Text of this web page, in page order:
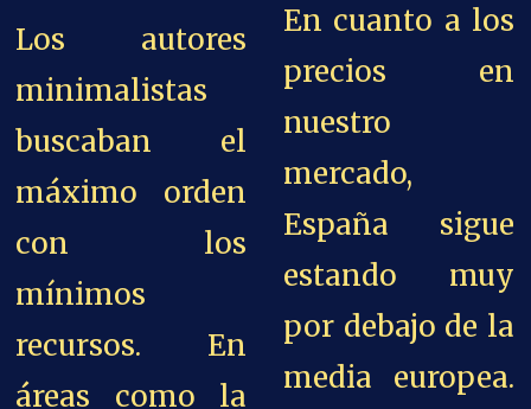
Los autores
minimalistas
buscaban el
máximo orden
con los
mínimos
recursos. En
áreas como la
En cuanto a los
precios en
nuestro
mercado,
España sigue
estando muy
por debajo de la
media europea.